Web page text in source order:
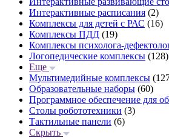
Интерактивные расписания (2)
Комплексы для детей с РАС (16)
Комплексы ПДД (19)
Комплексы психолога-
Логопедические комплексы (128)
Еще
Мультимедийные комплексы
Образовательные наборы (60)
Программное обеспечение для
Столы робототехники (3)
Тактильные панели (6)
Скрыть